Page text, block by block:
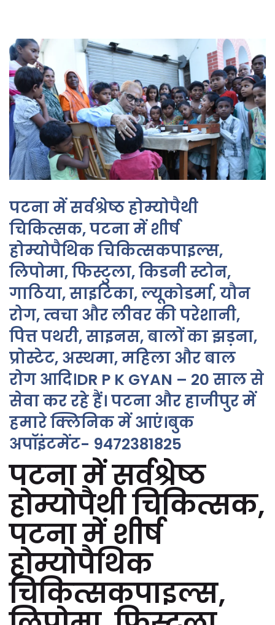
पटना में सर्वश्रेष्ठ होम्योपैथी
चिकित्सक, पटना में शीर्ष
होम्योपैथिक चिकित्सकपाइल्स,
लिपोमा, फिस्टुला, किडनी स्टोन,
गाठिया, साइटिका, ल्यूकोडर्मा, यौन
रोग, त्वचा और लीवर की परेशानी,
पित्त पथरी, साइनस, बालों का झड़ना,
प्रोस्टेट, अस्थमा, महिला और बाल
रोग आदि।DR P K GYAN – 20 साल से
सेवा कर रहे हैं। पटना और हाजीपुर में
हमारे क्लिनिक में आएं।बुक
अपॉइंटमेंट- 9472381825
पटना में सर्वश्रेष्ठ
होम्योपैथी चिकित्सक,
पटना में शीर्ष
होम्योपैथिक
चिकित्सकपाइल्स,